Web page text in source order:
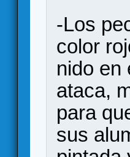
-Los
color
nido en
ataca,
para
sus